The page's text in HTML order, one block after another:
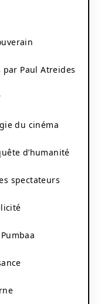
Paul Atreides
du cinéma
d’humanité
spectateurs